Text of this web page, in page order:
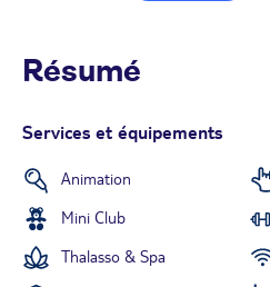
Résumé
Services et équipements
Animation
Mini Club
Thalasso & Spa